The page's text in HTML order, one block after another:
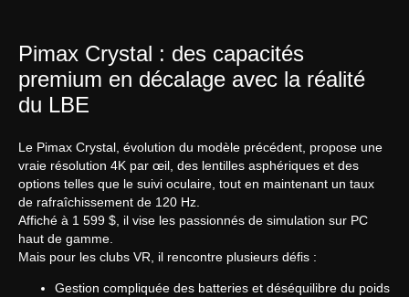
Pimax Crystal : des capacités
premium en décalage avec la réalité
du LBE
Le Pimax Crystal, évolution du modèle précédent, propose une
vraie résolution 4K par œil, des lentilles asphériques et des
options telles que le suivi oculaire, tout en maintenant un taux
de rafraîchissement de 120 Hz.
Affiché à 1 599 $, il vise les passionnés de simulation sur PC
haut de gamme.
Mais pour les clubs VR, il rencontre plusieurs défis :
Gestion compliquée des batteries et déséquilibre du poids